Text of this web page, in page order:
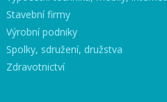
Stavební firmy
Výrobní podniky
Spolky, sdružení, družstva
Zdravotnictví